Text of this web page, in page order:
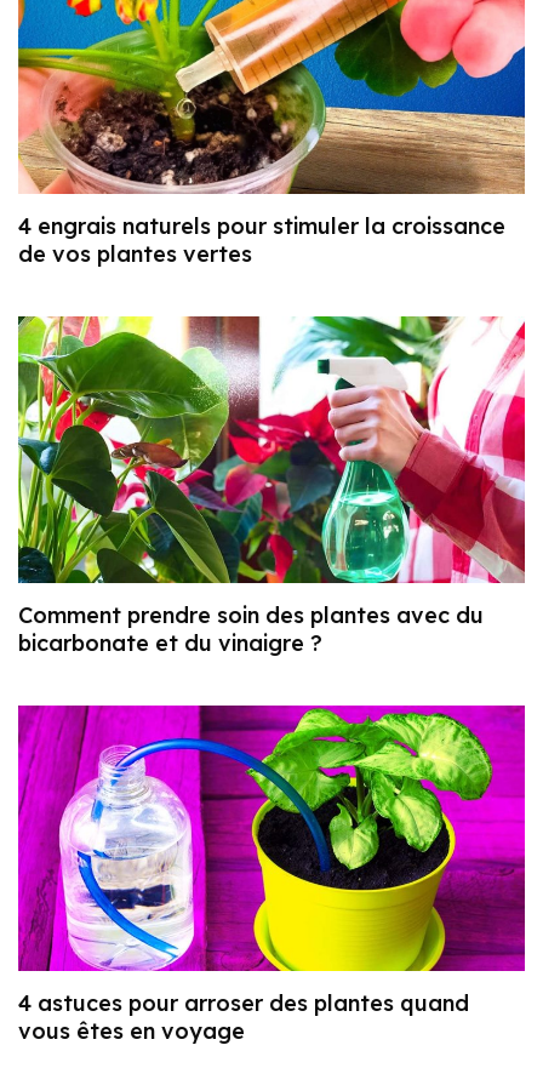
4 engrais naturels pour stimuler la croissance
de vos plantes vertes
Comment prendre soin des plantes avec du
bicarbonate et du vinaigre ?
4 astuces pour arroser des plantes quand
vous êtes en voyage